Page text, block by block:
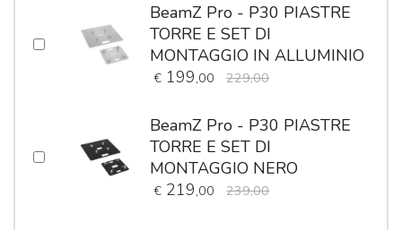
BeamZ Pro - P30 PIASTRE
TORRE E SET DI
MONTAGGIO IN ALLUMINIO
€ 199,00 229,00
BeamZ Pro - P30 PIASTRE
TORRE E SET DI
MONTAGGIO NERO
€ 219,00 239,00